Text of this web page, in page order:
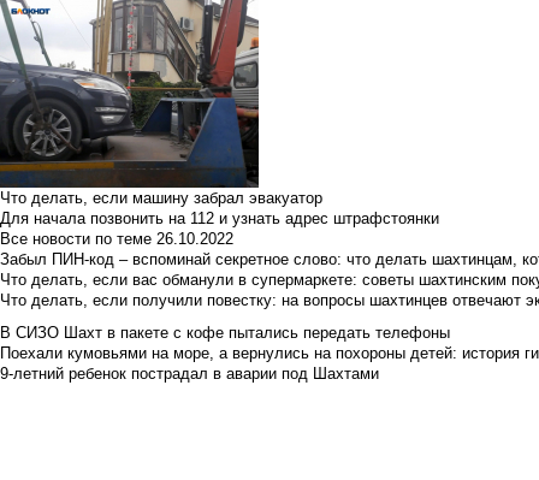
Что делать, если машину забрал эвакуатор
Для начала позвонить на 112 и узнать адрес штрафстоянки
Все новости по теме 26.10.2022
Забыл ПИН-код – вспоминай секретное слово: что делать шахтинцам,
Что делать, если вас обманули в супермаркете: советы шахтинским
Что делать, если получили повестку: на вопросы шахтинцев отвечают
В СИЗО Шахт в пакете с кофе пытались передать телефоны
Поехали кумовьями на море, а вернулись на похороны детей: история
9-летний ребенок пострадал в аварии под Шахтами